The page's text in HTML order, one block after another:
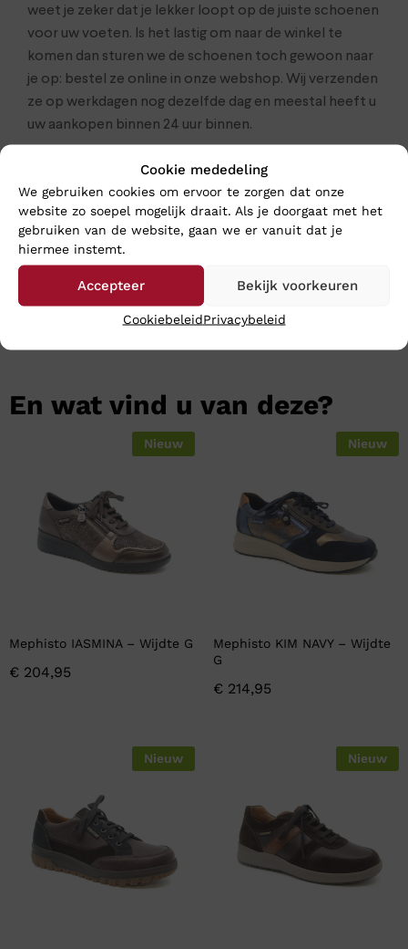
Cookie mededeling
We gebruiken cookies om ervoor te zorgen dat onze
website zo soepel mogelijk draait. Als je doorgaat met het
gebruiken van de website, gaan we er vanuit dat je
hiermee instemt.
Accepteer Bekijk voorkeuren
CookiebeleidPrivacybeleid
weet je zeker dat je lekker loopt op de juiste schoenen
voor uw voeten. Is het lastig om naar de winkel te
komen dan sturen we de schoenen toch gewoon naar
je op: bestel ze online in onze webshop. Wij verzenden
ze op werkdagen nog dezelfde dag en meestal heeft u
uw aankopen binnen 24 uur binnen.
voor de gehele heren collectie van Mephisto
En wat vind u van deze?
Nieuw
Mephisto IASMINA – Wijdte G
€ 204,95
Nieuw
Mephisto KIM NAVY – Wijdte
G
€ 214,95
Nieuw Nieuw